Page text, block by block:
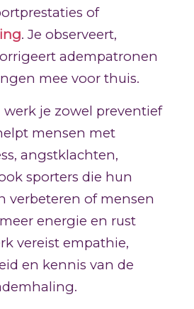
of
. Je observeert,
adempatronen
mee voor thuis.
werk je zowel preventief
mensen met
angstklachten,
sporters die hun
verbeteren of mensen
energie en rust
vereist empathie,
en kennis van de